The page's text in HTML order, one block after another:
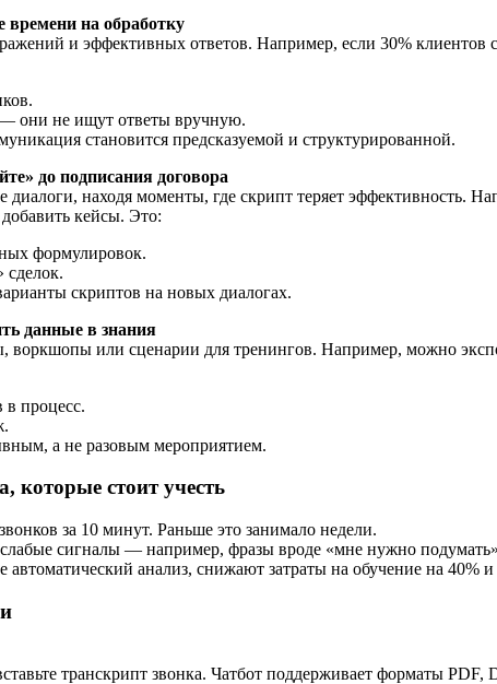
на обработку
и эффективных ответов. Например, если 30%
они не ищут ответы вручную.
становится предсказуемой и структурированной.
до подписания договора
находя моменты, где скрипт теряет эффективность.
кейсы. Это:
формулировок.
сделок.
скриптов на новых диалогах.
данные в знания
воркшопы или сценарии для тренингов. Например, можно
процесс.
а не разовым мероприятием.
которые стоит учесть
за 10 минут. Раньше это занимало недели.
сигналы — например, фразы вроде «мне нужно
анализ, снижают затраты на обучение на 40%
транскрипт звонка. Чатбот поддерживает форматы